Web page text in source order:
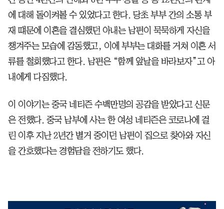
에 대해 돌이켜볼 수 있었다고 한다. 당초 부부 간의 소통 부
재 떄문에 이혼을 결심했던 아내는 남편이 묵묵하게 자신을
챙겨주는 모습에 감동했고, 이에 부부는 대화를 거쳐 이혼 서
류를 철회했다고 한다. 남편은 “함께 앞날을 바라보자”고 아
내에게 다짐했다.
이 이야기는 중국 네티즌 수백만명의 공감을 받았다고 신문
은 전했다. 중국 남부에 사는 한 여성 네티즌은 코로나에 걸
린 이후 지난 2년간 별거 중이던 남편이 집으로 찾아와 자신
을 간호했다는 경험담을 전하기도 했다.